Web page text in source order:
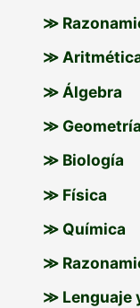
≫
≫
≫ Álgebra
≫ Geometría
≫ Biología
≫ Física
≫ Química
≫
≫ Lenguaje